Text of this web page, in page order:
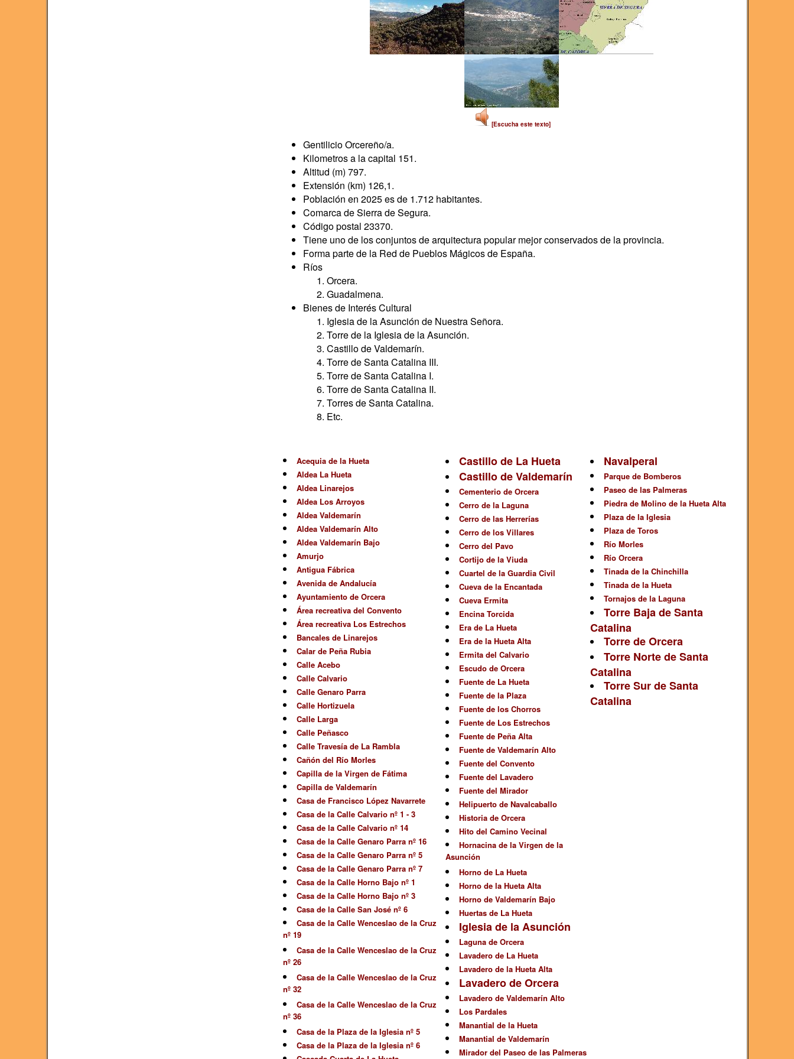
[Escucha este texto]
Gentilicio Orcereño/a.
Kilometros a la capital 151.
Altitud (m) 797.
Extensión (km) 126,1.
Población en 2025 es de 1.712 habitantes.
Comarca de Sierra de Segura.
Código postal 23370.
Tiene uno de los conjuntos de arquitectura popular mejor conservados de la provincia.
Forma parte de la Red de Pueblos Mágicos de España.
Ríos
Orcera.
Guadalmena.
Bienes de Interés Cultural
Iglesia de la Asunción de Nuestra Señora.
Torre de la Iglesia de la Asunción.
Castillo de Valdemarín.
Torre de Santa Catalina III.
Torre de Santa Catalina I.
Torre de Santa Catalina II.
Torres de Santa Catalina.
Etc.
Acequia de la Hueta
Aldea La Hueta
Aldea Linarejos
Aldea Los Arroyos
Aldea Valdemarín
Aldea Valdemarín Alto
Aldea Valdemarín Bajo
Amurjo
Antigua Fábrica
Avenida de Andalucía
Ayuntamiento de Orcera
Área recreativa del Convento
Área recreativa Los Estrechos
Bancales de Linarejos
Calar de Peña Rubia
Calle Acebo
Calle Calvario
Calle Genaro Parra
Calle Hortizuela
Calle Larga
Calle Peñasco
Calle Travesía de La Rambla
Cañón del Río Morles
Capilla de la Virgen de Fátima
Capilla de Valdemarín
Casa de Francisco López Navarrete
Casa de la Calle Calvario nº 1 - 3
Casa de la Calle Calvario nº 14
Casa de la Calle Genaro Parra nº 16
Casa de la Calle Genaro Parra nº 5
Casa de la Calle Genaro Parra nº 7
Casa de la Calle Horno Bajo nº 1
Casa de la Calle Horno Bajo nº 3
Casa de la Calle San José nº 6
Casa de la Calle Wenceslao de la Cruz
nº 19
Casa de la Calle Wenceslao de la Cruz
nº 26
Casa de la Calle Wenceslao de la Cruz
nº 32
Casa de la Calle Wenceslao de la Cruz
nº 36
Casa de la Plaza de la Iglesia nº 5
Casa de la Plaza de la Iglesia nº 6
Castillo de La Hueta
Castillo de Valdemarín
Cementerio de Orcera
Cerro de la Laguna
Cerro de las Herrerías
Cerro de los Villares
Cerro del Pavo
Cortijo de la Viuda
Cuartel de la Guardia Civil
Cueva de la Encantada
Cueva Ermita
Encina Torcida
Era de La Hueta
Era de la Hueta Alta
Ermita del Calvario
Escudo de Orcera
Fuente de La Hueta
Fuente de la Plaza
Fuente de los Chorros
Fuente de Los Estrechos
Fuente de Peña Alta
Fuente de Valdemarín Alto
Fuente del Convento
Fuente del Lavadero
Fuente del Mirador
Helipuerto de Navalcaballo
Historia de Orcera
Hito del Camino Vecinal
Hornacina de la Virgen de la
Asunción
Horno de La Hueta
Horno de la Hueta Alta
Horno de Valdemarín Bajo
Huertas de La Hueta
Iglesia de la Asunción
Laguna de Orcera
Lavadero de La Hueta
Lavadero de la Hueta Alta
Lavadero de Orcera
Lavadero de Valdemarín Alto
Los Pardales
Manantial de la Hueta
Manantial de Valdemarín
Mirador del Paseo de las Palmeras
Navalperal
Parque de Bomberos
Paseo de las Palmeras
Piedra de Molino de la Hueta Alta
Plaza de la Iglesia
Plaza de Toros
Río Morles
Río Orcera
Tinada de la Chinchilla
Tinada de la Hueta
Tornajos de la Laguna
Torre Baja de Santa
Catalina
Torre de Orcera
Torre Norte de Santa
Catalina
Torre Sur de Santa
Catalina